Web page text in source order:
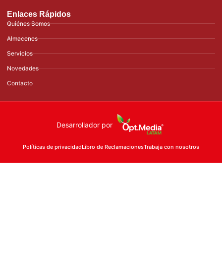
Enlaces Rápidos
Quiénes Somos
Almacenes
Servicios
Novedades
Contacto
Desarrollador por
Políticas de privacidadLibro de ReclamacionesTrabaja con nosotros